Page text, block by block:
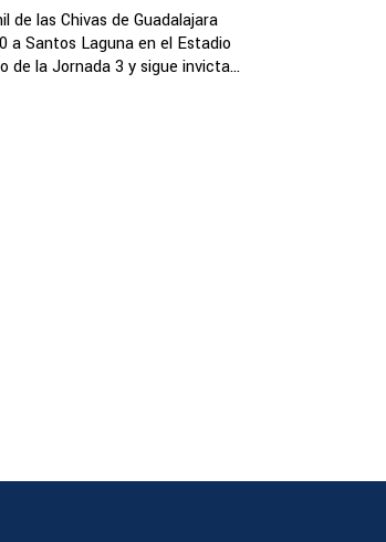
de las Chivas de Guadalajara
a Santos Laguna en el Estadio
de la Jornada 3 y sigue invicta...